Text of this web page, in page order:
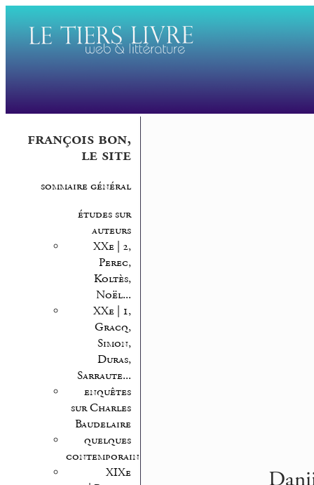
françois bon,
le site
sommaire général
études sur
auteurs
XXe | 2,
Perec,
Koltès,
Noël...
XXe | 1,
Gracq,
Simon,
Duras,
Sarraute...
enquêtes
sur Charles
Baudelaire
quelques
contemporains
XIXe